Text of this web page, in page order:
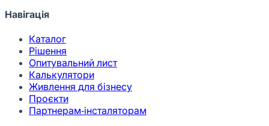
Навігація
Каталог
Рішення
Опитувальний лист
Калькулятори
Живлення для бізнесу
Проєкти
Партнерам-інсталяторам